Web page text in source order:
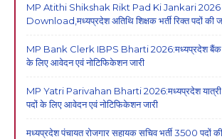
MP Atithi Shikshak Rikt Pad Ki Jankari 2026
Download,मध्यप्रदेश अतिथि शिक्षक भर्ती रिक्त पदों की
MP Bank Clerk IBPS Bharti 2026:मध्यप्रदेश बैंक
के लिए आवेदन एवं नोटिफिकेशन जारी
MP Yatri Parivahan Bharti 2026:मध्यप्रदेश यात्री
पदों के लिए आवेदन एवं नोटिफिकेशन जारी
मध्यप्रदेश पंचायत रोजगार सहायक सचिव भर्ती 3500 पदों